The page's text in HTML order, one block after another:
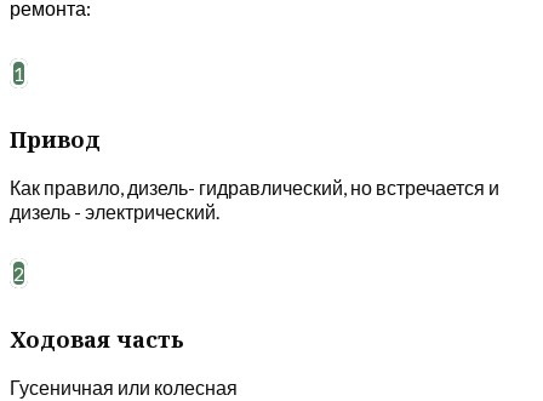
ремонта:
1
Привод
Как правило, дизель- гидравлический, но встречается и
дизель - электрический.
2
Ходовая часть
Гусеничная или колесная